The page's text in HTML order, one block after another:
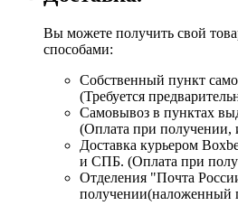
Вы можете получить свой
способами:
Собственный пункт
(Требуется
Самовывоз в пунктах
(Оплата при получении,
Доставка курьером
и СПБ. (Оплата при
Отделения "Почта
получении(наложенный